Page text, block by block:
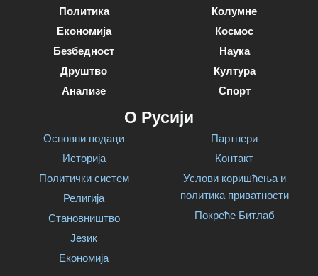
Политика
Економија
Безбедност
Друштво
Анализе
Колумне
Космос
Наука
Култура
Спорт
О Русији
Основни подаци
Историја
Политички систем
Религија
Становништво
Језик
Економија
Партнери
Контакт
Услови коришћења и
политика приватности
Покреће Битлаб